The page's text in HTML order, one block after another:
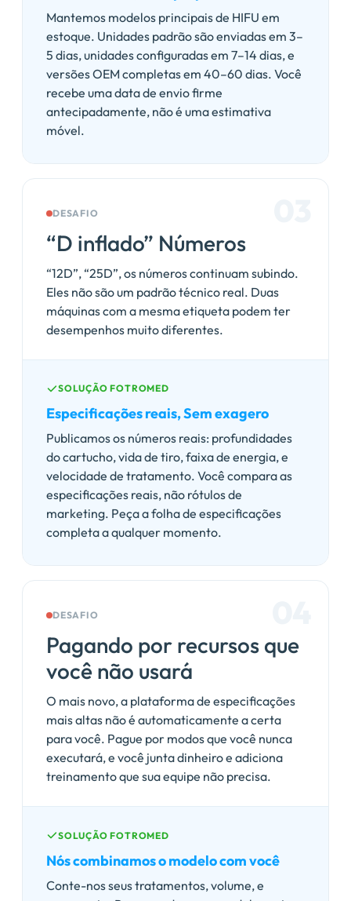
Mantemos modelos principais de HIFU em
estoque. Unidades padrão são enviadas em 3–
5 dias, unidades configuradas em 7–14 dias, e
versões OEM completas em 40–60 dias. Você
recebe uma data de envio firme
antecipadamente, não é uma estimativa
móvel.
DESAFIO
“D inflado” Números
“12D”, “25D”, os números continuam subindo.
Eles não são um padrão técnico real. Duas
máquinas com a mesma etiqueta podem ter
desempenhos muito diferentes.
SOLUÇÃO FOTROMED
Especificações reais, Sem exagero
Publicamos os números reais: profundidades
do cartucho, vida de tiro, faixa de energia, e
velocidade de tratamento. Você compara as
especificações reais, não rótulos de
marketing. Peça a folha de especificações
completa a qualquer momento.
DESAFIO
Pagando por recursos que
você não usará
O mais novo, a plataforma de especificações
mais altas não é automaticamente a certa
para você. Pague por modos que você nunca
executará, e você junta dinheiro e adiciona
treinamento que sua equipe não precisa.
SOLUÇÃO FOTROMED
Nós combinamos o modelo com você
Conte-nos seus tratamentos, volume, e